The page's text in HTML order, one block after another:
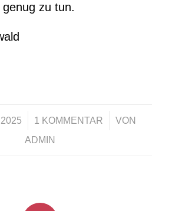
zu tun.
1 KOMMENTAR
/
VON
ADMIN